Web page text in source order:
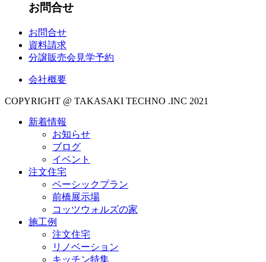
お問合せ
お問合せ
資料請求
分譲販売会見学予約
会社概要
COPYRIGHT @ TAKASAKI TECHNO .INC 2021
新着情報
お知らせ
ブログ
イベント
注文住宅
ベーシックプラン
前橋展示場
コッツウォルズの家
施工例
注文住宅
リノベーション
キッチン特集